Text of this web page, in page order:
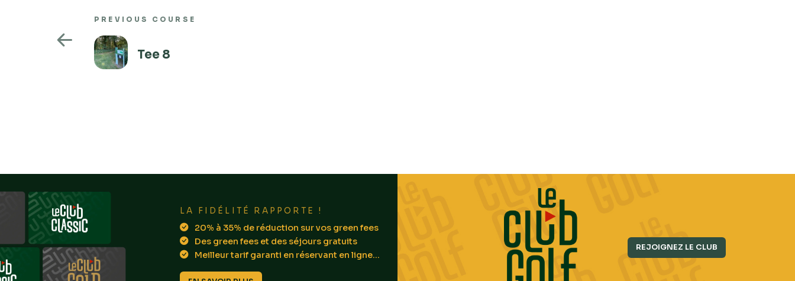
PREVIOUS COURSE
Tee 8
LA FIDÉLITÉ RAPPORTE !
20% à 35% de réduction sur vos green fees
Des green fees et des séjours gratuits
Meilleur tarif garanti en réservant en ligne...
REJOIGNEZ LE CLUB